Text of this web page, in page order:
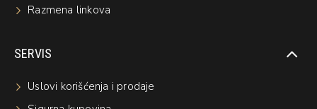
Razmena linkova
SERVIS
Uslovi korišćenja i prodaje